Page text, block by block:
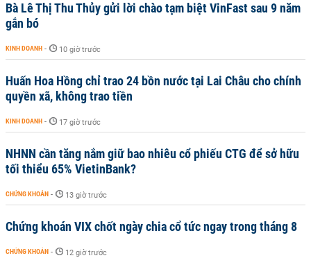
Bà Lê Thị Thu Thủy gửi lời chào tạm biệt VinFast sau 9 năm
gắn bó
KINH DOANH - 10 giờ trước
Huấn Hoa Hồng chỉ trao 24 bồn nước tại Lai Châu cho chính
quyền xã, không trao tiền
KINH DOANH - 17 giờ trước
NHNN cần tăng nắm giữ bao nhiêu cổ phiếu CTG để sở hữu
tối thiểu 65% VietinBank?
CHỨNG KHOÁN - 13 giờ trước
Chứng khoán VIX chốt ngày chia cổ tức ngay trong tháng 8
CHỨNG KHOÁN - 12 giờ trước